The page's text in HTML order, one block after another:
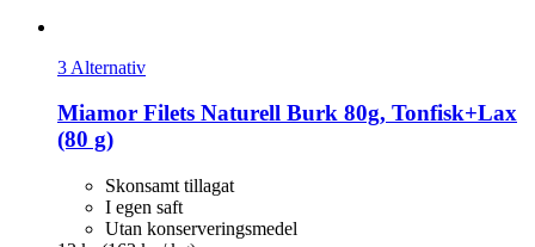
3 Alternativ
Miamor Filets Naturell Burk 80g, Tonfisk+Lax
(80 g)
Skonsamt tillagat
I egen saft
Utan konserveringsmedel